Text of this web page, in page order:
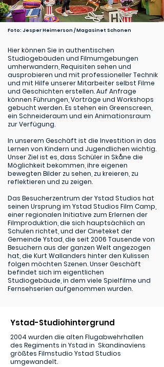
Foto: Jesper Heimerson / Magasinet Schonen
Hier können Sie in authentischen
Studiogebäuden und Filmumgebungen
umherwandern, Requisiten sehen und
ausprobieren und mit professioneller Technik
und mit Hilfe unserer Mitarbeiter selbst Filme
und Geschichten erstellen. Auf Anfrage
können Führungen, Vorträge und Workshops
gebucht werden. Es stehen ein Greenscreen,
ein Schneideraum und ein Animationsraum
zur Verfügung.
In unserem Geschäft ist die Investition in das
Lernen von Kindern und Jugendlichen wichtig.
Unser Ziel ist es, dass Schüler in Skåne die
Möglichkeit bekommen, ihre eigenen
bewegten Bilder zu sehen, zu kreieren, zu
reflektieren und zu zeigen.
Das Besucherzentrum der Ystad Studios hat
seinen Ursprung im Ystad Studios Film Camp,
einer regionalen Initiative zum Erlernen der
Filmproduktion, die sich hauptsächlich an
Schulen richtet, und der Cineteket der
Gemeinde Ystad, die seit 2006 Tausende von
Besuchern aus der ganzen Welt angezogen
hat, die Kurt Wallanders hinter den Kulissen
folgen möchten Szenen. Unser Geschäft
befindet sich im eigentlichen
Studiogebäude, in dem viele Spielfilme und
Fernsehserien aufgenommen wurden.
Ystad-Studiohintergrund
2004 wurden die alten Flugabwehrhallen
des Regiments in Ystad in Skandinaviens
größtes Filmstudio Ystad Studios
umgewandelt.